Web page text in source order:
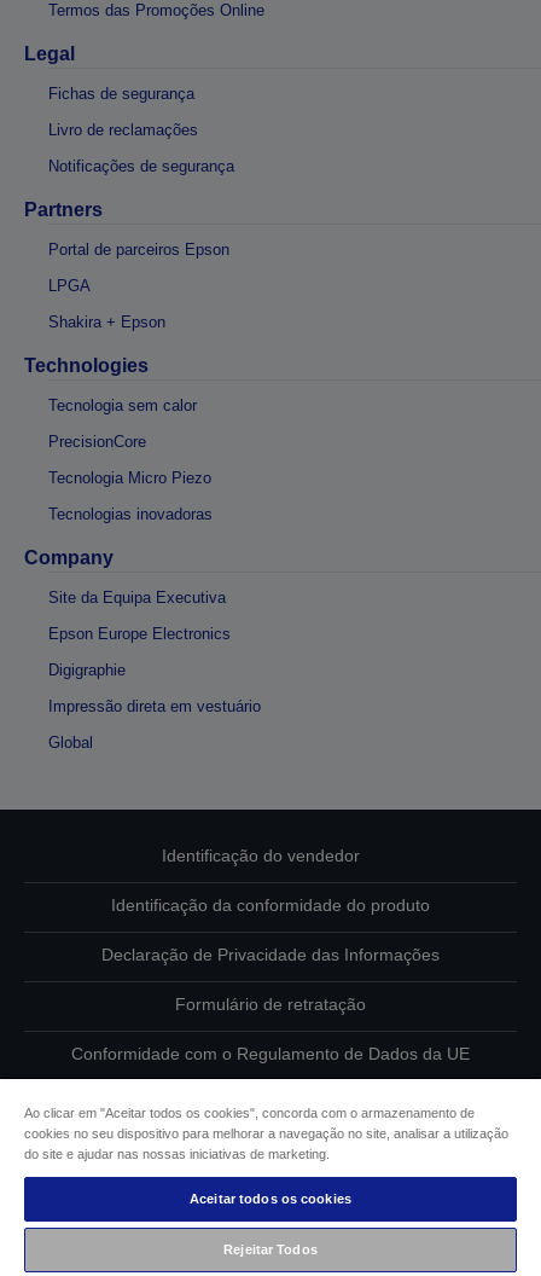
Termos das Promoções Online
Legal
Fichas de segurança
Livro de reclamações
Notificações de segurança
Partners
Portal de parceiros Epson
LPGA
Shakira + Epson
Technologies
Tecnologia sem calor
PrecisionCore
Tecnologia Micro Piezo
Tecnologias inovadoras
Company
Site da Equipa Executiva
Epson Europe Electronics
Digigraphie
Impressão direta em vestuário
Global
Identificação do vendedor
Identificação da conformidade do produto
Declaração de Privacidade das Informações
Formulário de retratação
Conformidade com o Regulamento de Dados da UE
Informações sobre cookies
Compromisso da Epson para com a acessibilidade
Copyright © 2026 Seiko Epson
Ao clicar em "Aceitar todos os cookies", concorda com o armazenamento de
cookies no seu dispositivo para melhorar a navegação no site, analisar a utilização
do site e ajudar nas nossas iniciativas de marketing.
Aceitar todos os cookies
Rejeitar Todos